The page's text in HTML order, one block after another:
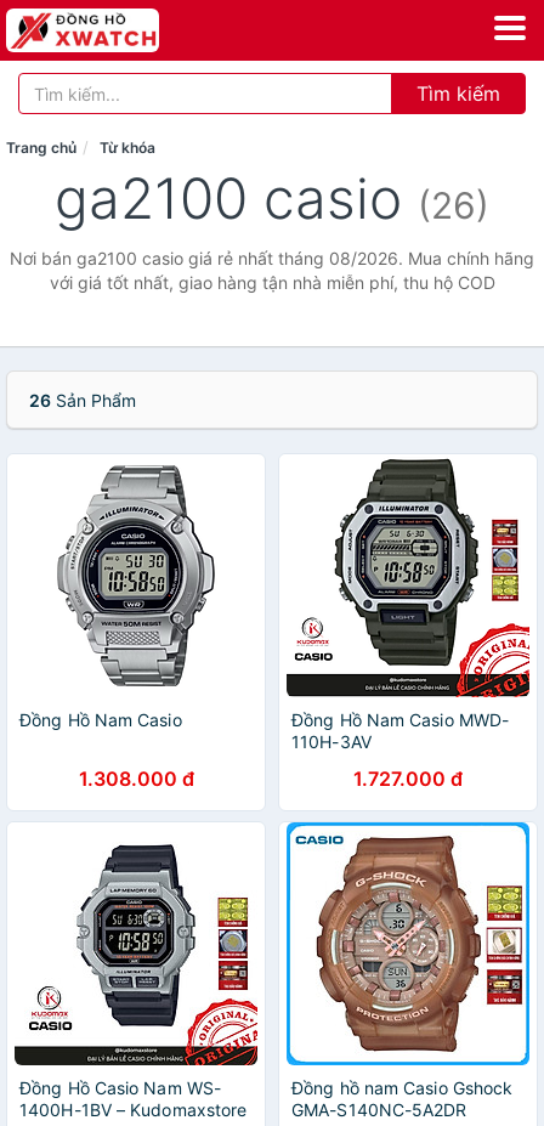
Tìm kiếm
Trang chủ Từ khóa
ga2100 casio (26)
Nơi bán ga2100 casio giá rẻ nhất tháng 08/2026. Mua chính hãng
với giá tốt nhất, giao hàng tận nhà miễn phí, thu hộ COD
26 Sản Phẩm
Đồng Hồ Nam Casio
1.308.000 đ
Đồng Hồ Nam Casio MWD-
110H-3AV
1.727.000 đ
Đồng Hồ Casio Nam WS-
1400H-1BV – Kudomaxstore
Đồng hồ nam Casio Gshock
GMA-S140NC-5A2DR